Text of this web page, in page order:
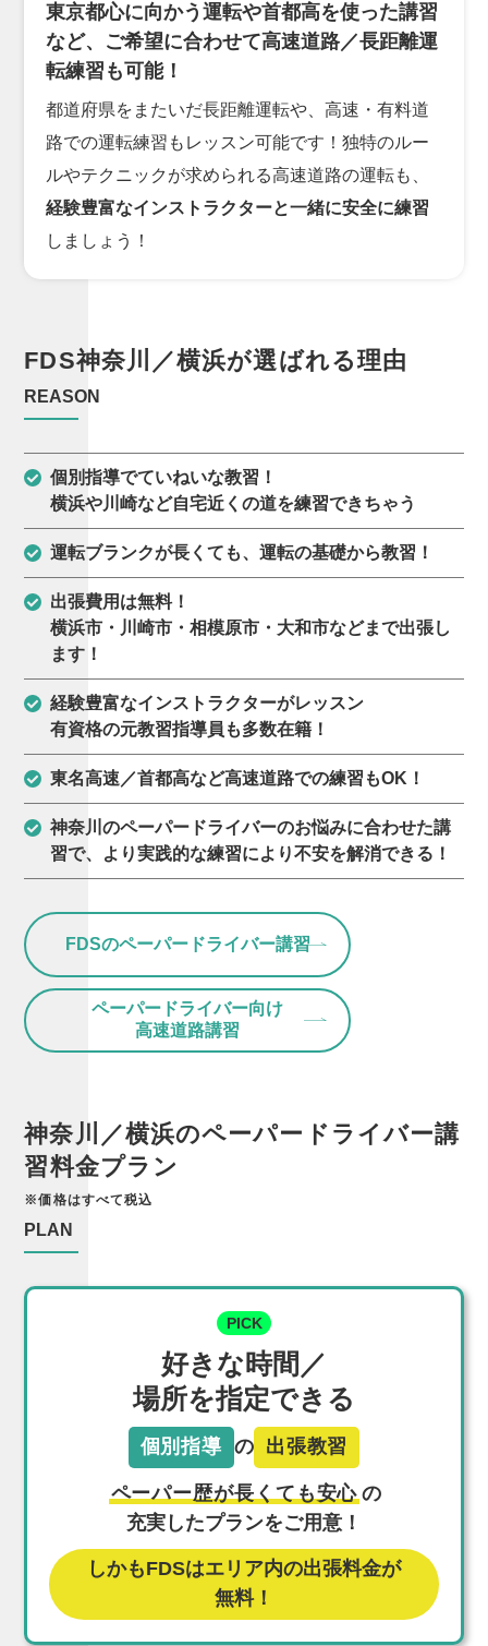
東京都心に向かう運転や首都高を使った講習
など、ご希望に合わせて高速道路／長距離運
転練習も可能！
都道府県をまたいだ長距離運転や、高速・有料道
路での運転練習もレッスン可能です！独特のルー
ルやテクニックが求められる高速道路の運転も、
経験豊富なインストラクターと一緒に安全に練習
しましょう！
FDS神奈川／横浜が選ばれる理由
REASON
個別指導でていねいな教習！
横浜や川崎など自宅近くの道を練習できちゃう
運転ブランクが長くても、運転の基礎から教習！
出張費用は無料！
横浜市・川崎市・相模原市・大和市などまで出張し
ます！
経験豊富なインストラクターがレッスン
有資格の元教習指導員も多数在籍！
東名高速／首都高など高速道路での練習もOK！
神奈川のペーパードライバーのお悩みに合わせた講
習で、より実践的な練習により不安を解消できる！
FDSのペーパードライバー講習
ペーパードライバー向け
高速道路講習
神奈川／横浜のペーパー ドライバー講
習料金プラン
※価格はすべて税込
PLAN
PICK
好きな時間／
場所を指定できる
個別指導 の 出張教習
ペーパー歴が長くても安心 の
充実したプランをご用意！
しかもFDSはエリア内の出張料金が
無料！